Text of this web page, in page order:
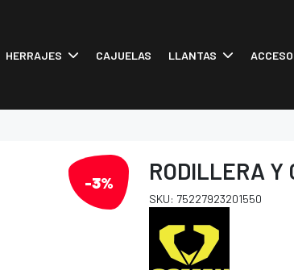
HERRAJES CAJUELAS LLANTAS
-3% RODILLERA Y
SKU: 75227923201550